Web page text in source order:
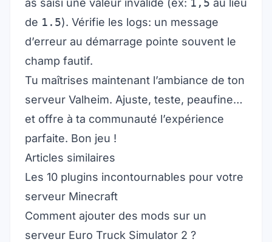
as saisi une valeur invalide (ex: 1,5 au lieu
de 1.5). Vérifie les logs: un message
d’erreur au démarrage pointe souvent le
champ fautif.
Tu maîtrises maintenant l’ambiance de ton
serveur Valheim. Ajuste, teste, peaufine…
et offre à ta communauté l’expérience
parfaite. Bon jeu !
Articles similaires
Les 10 plugins incontournables pour votre
serveur Minecraft
Comment ajouter des mods sur un
serveur Euro Truck Simulator 2 ?